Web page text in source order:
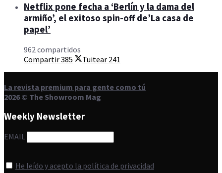
Netflix pone fecha a ‘Berlín y la dama del
armiño’, el exitoso spin-off de’La casa de
papel’
962 compartidos
Compartir385 Tuitear 241
La revista premium para gente como tú
2026 © The Showroom Mag
Weekly Newsletter
EMAIL
He leído y acepto la política de privacidad